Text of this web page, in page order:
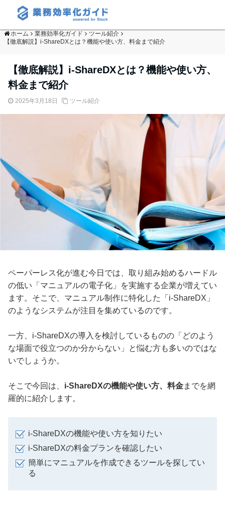
ホーム 業務効率化ガイド
ツール紹介
【徹底解説】i-ShareDXとは？機能や使い方、料金まで紹介
【徹底解説】i-ShareDXとは？機能や使い方、
料金まで紹介
2025年3月18日 ツール紹介
ペーパーレス化が進む今日では、取り組み始めるハードル
の低い「マニュアルの電子化」を実施する企業が増えてい
ます。そこで、マニュアル制作に特化した「i-ShareDX」
のようなシステムが注目を集めているのです。
一方、i-ShareDXの導入を検討しているものの「どのよう
な場面で役立つのか分からない」と悩む方も多いのではな
いでしょうか。
そこで今回は、 i-ShareDXの機能や使い方、料金までを網
羅的に紹介します。
i-ShareDXの機能や使い方を知りたい
i-ShareDXの料金プランを確認したい
簡単にマニュアルを作成できるツールを探してい
る